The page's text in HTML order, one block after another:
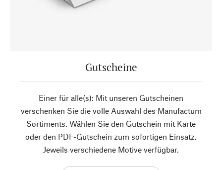
Gutscheine
Einer für alle(s): Mit unseren Gutscheinen
verschenken Sie die volle Auswahl des Manufactum
Sortiments. Wählen Sie den Gutschein mit Karte
oder den PDF-Gutschein zum sofortigen Einsatz.
Jeweils verschiedene Motive verfügbar.